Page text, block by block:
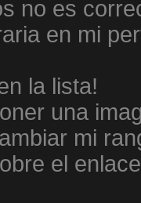
no es
en mi
la lista!
una
mi
el